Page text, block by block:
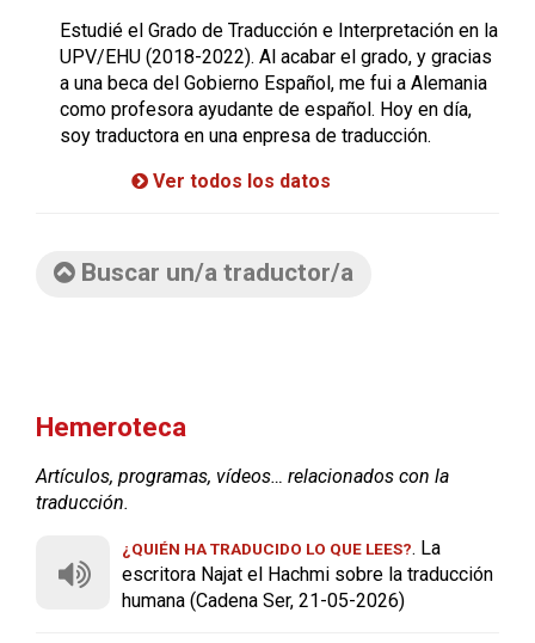
Estudié el Grado de Traducción e Interpretación en la
UPV/EHU (2018-2022). Al acabar el grado, y gracias
a una beca del Gobierno Español, me fui a Alemania
como profesora ayudante de español. Hoy en día,
soy traductora en una enpresa de traducción.
Ver todos los datos
Buscar un/a traductor/a
Hemeroteca
Artículos, programas, vídeos… relacionados con la
traducción.
¿QUIÉN HA TRADUCIDO LO QUE LEES?. La
escritora Najat el Hachmi sobre la traducción
humana (Cadena Ser, 21-05-2026)